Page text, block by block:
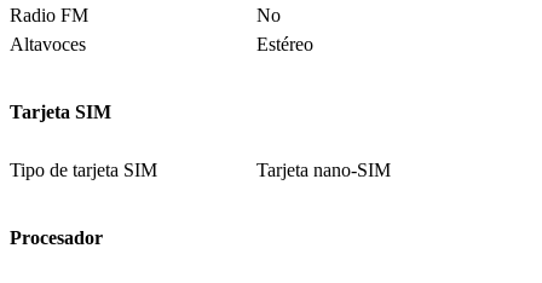
Radio FM
No
Altavoces
Estéreo
Tarjeta SIM
Tipo de tarjeta SIM Tarjeta nano-SIM
Procesador